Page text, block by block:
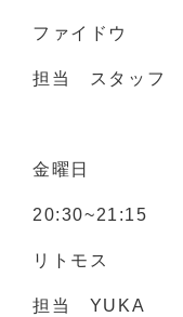
ファイドウ
担当 スタッフ
金曜日
20:30~21:15
リトモス
担当 YUKA